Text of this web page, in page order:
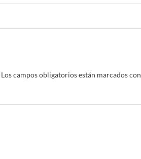
Los campos obligatorios están marcados con